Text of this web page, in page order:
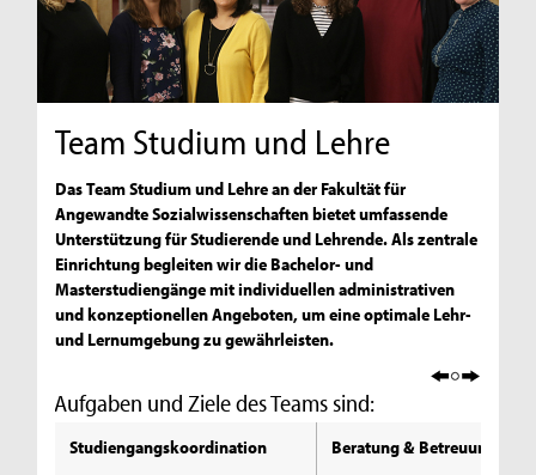
Team Studium und Lehre
Das Team Studium und Lehre an der Fakultät für
Angewandte Sozialwissenschaften bietet umfassende
Unterstützung für Studierende und Lehrende. Als zentrale
Einrichtung begleiten wir die Bachelor- und
Masterstudiengänge mit individuellen administrativen
und konzeptionellen Angeboten, um eine optimale Lehr-
und Lernumgebung zu gewährleisten.
Aufgaben und Ziele des Teams sind:
Studiengangskoordination Beratung & Betreuung